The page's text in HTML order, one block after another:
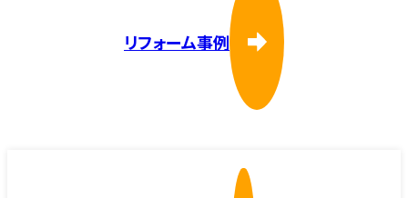
リフォーム事例